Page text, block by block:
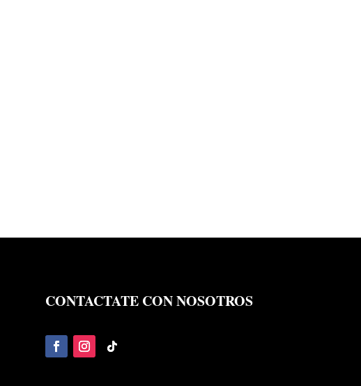
CONTACTATE CON NOSOTROS